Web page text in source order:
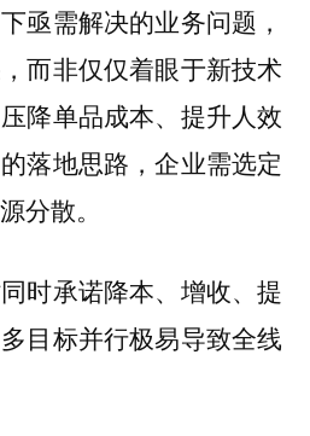
亟需解决的业务问题，
而非仅仅着眼于新技术
降单品成本、提升人效
落地思路，企业需选定
分散。
时承诺降本、增收、提
目标并行极易导致全线